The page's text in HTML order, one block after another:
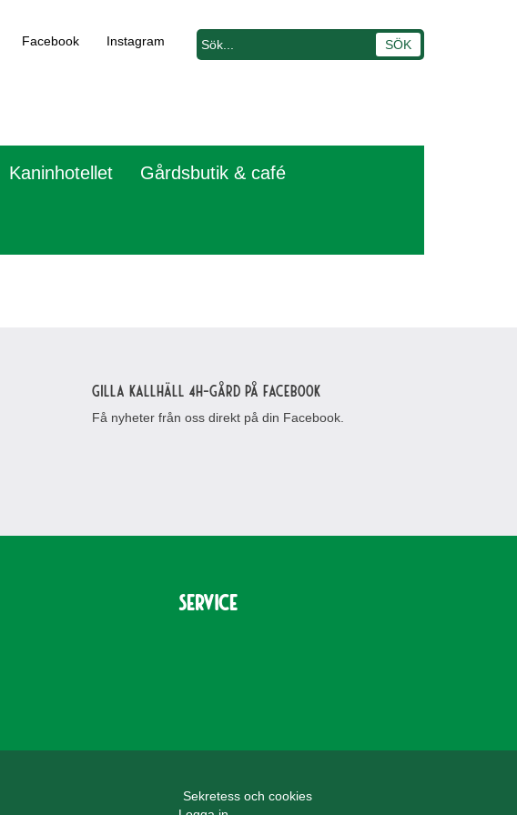
Facebook Instagram
Kaninhotellet Gårdsbutik & café
Gilla Kallhäll 4H-gård på Facebook
Få nyheter från oss direkt på din Facebook.
Service
Sekretess och cookies